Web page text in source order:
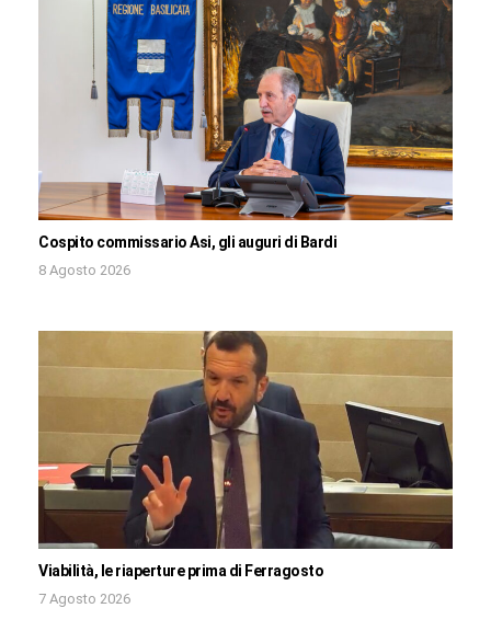
Cospito commissario Asi, gli auguri di Bardi
8 Agosto 2026
Viabilità, le riaperture prima di Ferragosto
7 Agosto 2026